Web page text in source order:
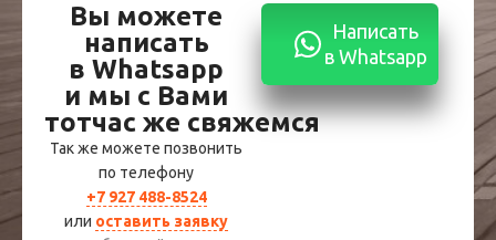
Вы можете
написать
в Whatsapp
и мы с Вами
тотчас же свяжемся
Так же можете позвонить
по телефону
+7 927 488-8524
или оставить заявку
Написать
в Whatsapp